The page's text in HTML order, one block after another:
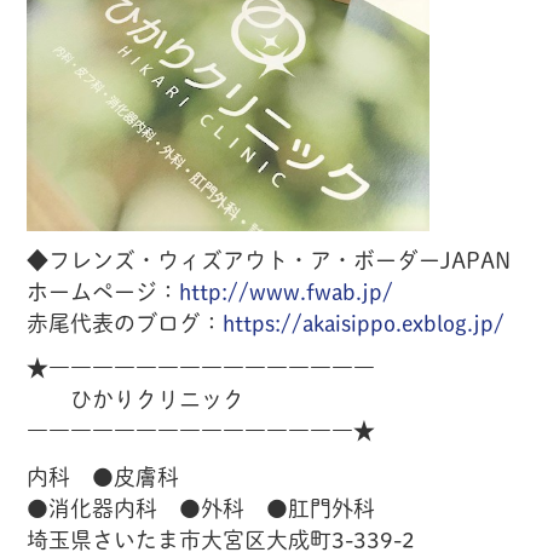
◆フレンズ・ウィズアウト・ア・ボーダーJAPAN
ホームページ： http://www.fwab.jp/
赤尾代表のブログ： https://akaisippo.exblog.jp/
★―――――――――――――――
ひかりクリニック
―――――――――――――――★
内科 ●皮膚科
●消化器内科 ●外科 ●肛門外科
埼玉県さいたま市大宮区大成町3-339-2